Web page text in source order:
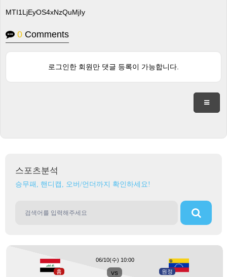
MTI1LjEyOS4xNzQuMjIy
0 Comments
로그인한 회원만 댓글 등록이 가능합니다.
스포츠분석
승무패, 핸디캡, 오버/언더까지 확인하세요!
홈 vs 원정
06/10(수) 10:00